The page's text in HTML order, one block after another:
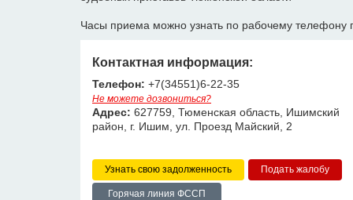
Часы приема можно узнать по рабочему телефону
Контактная информация:
Телефон: +7(34551)6-22-35
Не можете дозвониться?
Адрес: 627759, Тюменская область, Ишимский
район, г. Ишим, ул. Проезд Майский, 2
Узнать свою задолженность
Горячая линия ФССП